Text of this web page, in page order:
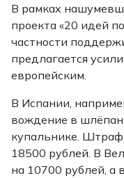
В рамках
проекта «20 идей
частности
предлагается
европейским.
В Испании,
вождение в
купальнике.
18500 рублей. В
на 10700 рублей, а